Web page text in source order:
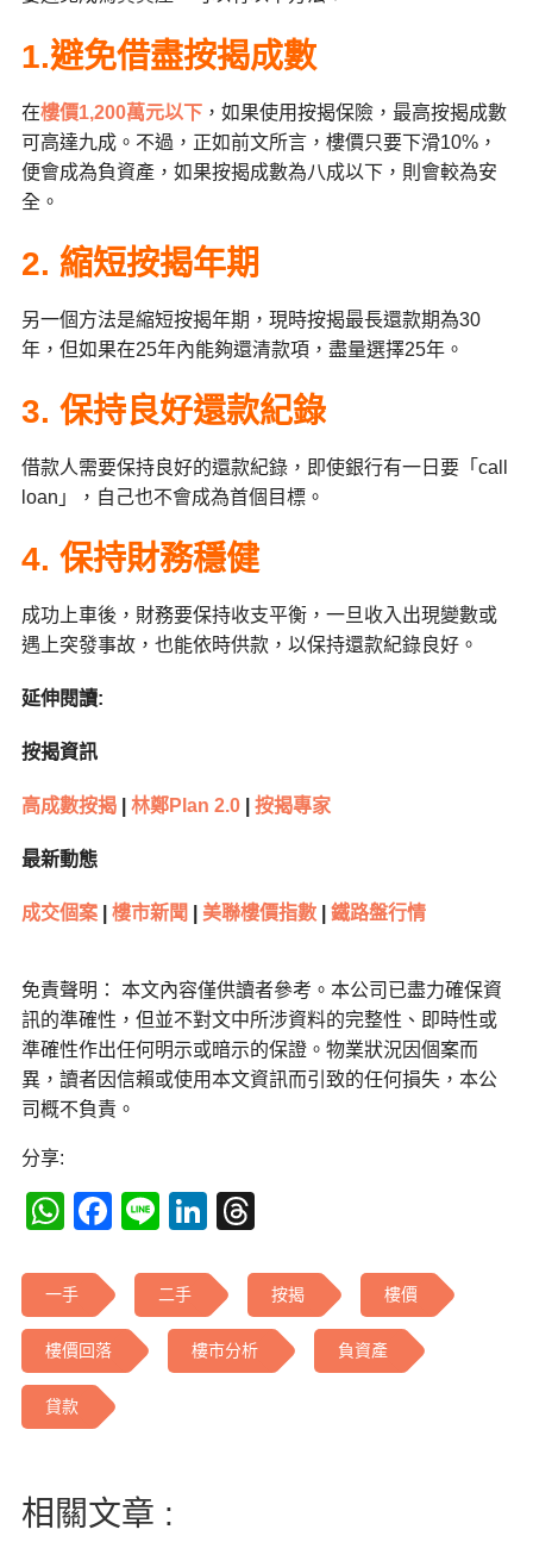
1.避免借盡按揭成數
在樓價1,200萬元以下，如果使用按揭保險，最高按揭成數
可高達九成。不過，正如前文所言，樓價只要下滑10%，
便會成為負資產，如果按揭成數為八成以下，則會較為安
全。
2. 縮短按揭年期
另一個方法是縮短按揭年期，現時按揭最長還款期為30
年，但如果在25年內能夠還清款項，盡量選擇25年。
3. 保持良好還款紀錄
借款人需要保持良好的還款紀錄，即使銀行有一日要「 call
loan 」，自己也不會成為首個目標。
4. 保持財務穩健
成功上車後，財務要保持收支平衡，一旦收入出現變數或
遇上突發事故，也能依時供款，以保持還款紀錄良好。
延伸閱讀:
按揭資訊
高成數按揭| 林鄭Plan 2.0| 按揭專家
最新動態
成交個案 樓市新聞 美聯樓價指數 鐵路盤行情
免責聲明： 本文內容僅供讀者參考。本公司已盡力確保資
訊的準確性，但並不對文中所涉資料的完整性、即時性或
準確性作出任何明示或暗示的保證。物業狀況因個案而
異，讀者因信賴或使用本文資訊而引致的任何損失，本公
司概不負責。
分享:
WhatsApp
Facebook
LineLinkedIn
一手 二手 按揭 樓價
樓價回落 樓市分析 負資產
貸款
相關文章 :